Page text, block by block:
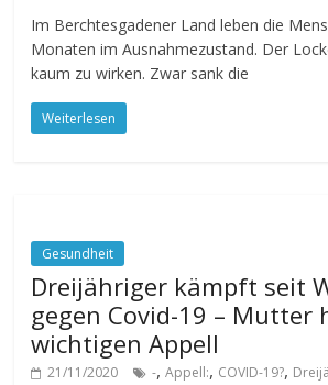
Im Berchtesgadener Land leben die
Monaten im Ausnahmezustand. Der
kaum zu wirken. Zwar sank die
Weiterlesen
Gesundheit
Dreijähriger kämpft seit
gegen Covid-19 – Mutter
wichtigen Appell
21/11/2020 -,Appell:, COVID-19?,